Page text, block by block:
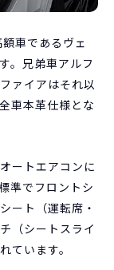
車であるヴェ
。兄弟車アルフ
ァイアはそれ以
車本革仕様とな
ートエアコンに
準でフロントシ
ート（運転席・
（シートスライ
ています。